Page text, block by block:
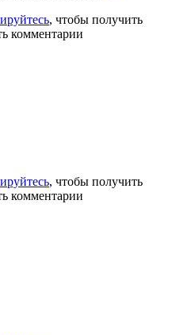
, чтобы получить
комментарии
, чтобы получить
комментарии